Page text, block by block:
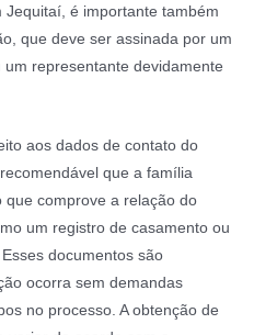
é importante também
que deve ser assinada por um
representante devidamente
aos dados de contato do
que a família
comprove a relação do
um registro de casamento ou
documentos são
ocorra sem demandas
no processo. A obtenção de